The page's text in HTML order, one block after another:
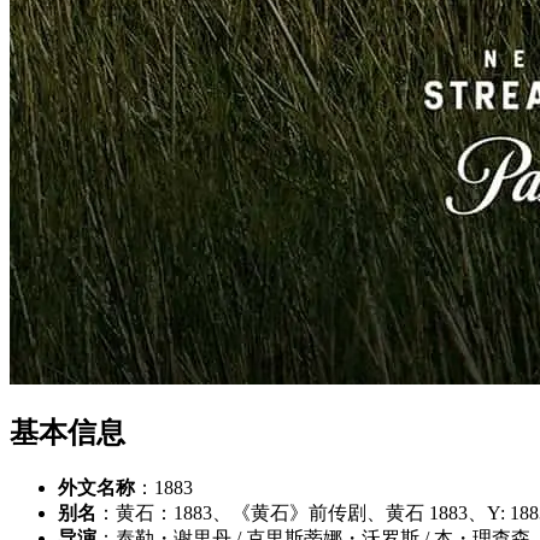
基本信息
外文名称：1883
别名 ：黄石：1883、《黄石》前传剧、黄石 1883、Y: